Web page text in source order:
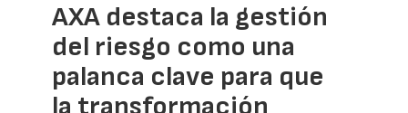
AXA destaca la gestión
del riesgo como una
palanca clave para que